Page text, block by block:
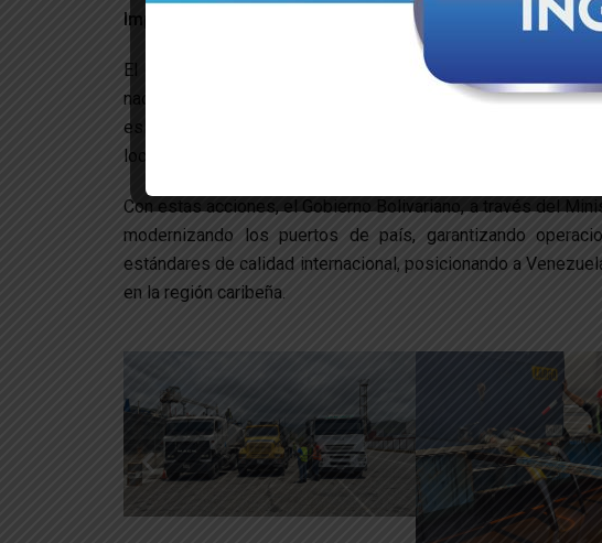
Impulso a la economía no petrolera
El envío de la materia prima es el resultado de la sinergia
nacional. Al facilitar la salida de productos derivados del
eslabón clave para diversificar la oferta exportable de la
locales en el extranjero y optimizar los tiempos logísticos
Con estas acciones, el Gobierno Bolivariano, a través del
modernizando los puertos de país, garantizando
estándares de calidad internacional, posicionando a
en la región caribeña.